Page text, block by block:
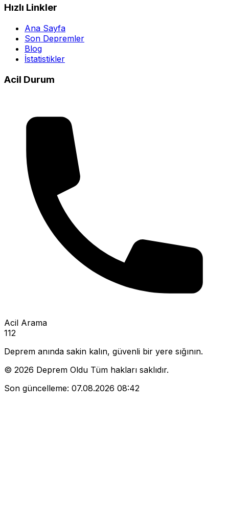
Hızlı Linkler
Ana Sayfa
Son Depremler
Blog
İstatistikler
Acil Durum
Acil Arama
112
Deprem anında sakin kalın, güvenli bir yere sığının.
© 2026 Deprem Oldu Tüm hakları saklıdır.
Son güncelleme: 07.08.2026 08:42